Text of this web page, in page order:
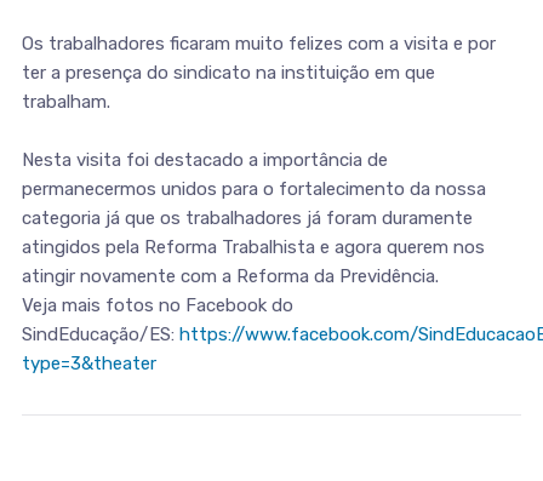
Os trabalhadores ficaram muito felizes com a visita e por
ter a presença do sindicato na instituição em que
trabalham.
Nesta visita foi destacado a importância de
permanecermos unidos para o fortalecimento da nossa
categoria já que os trabalhadores já foram duramente
atingidos pela Reforma Trabalhista e agora querem nos
atingir novamente com a Reforma da Previdência.
Veja mais fotos no Facebook do
SindEducação/ES: https://www.facebook.com/
type=3&theater